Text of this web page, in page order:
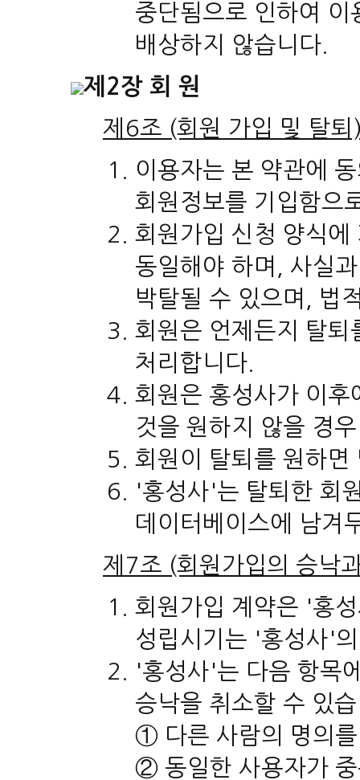
중단됨으로 인하여
배상하지 않습니다.
제2장 회 원
제6조 (회원 가입 및 탈퇴
이용자는 본 약관에
회원정보를 기입함으
회원가입 신청 양식에
동일해야 하며, 사실
박탈될 수 있으며, 법
회원은 언제든지 탈퇴
처리합니다.
회원은 홍성사가 이후
것을 원하지 않을 경
회원이 탈퇴를 원하
'홍성사'는 탈퇴한 회
데이터베이스에 남겨
제7조 (회원가입의 승낙
회원가입 계약은 '홍
성립시기는 '홍성사'
'홍성사'는 다음 항목
승낙을 취소할 수 있
① 다른 사람의 명의
② 동일한 사용자가